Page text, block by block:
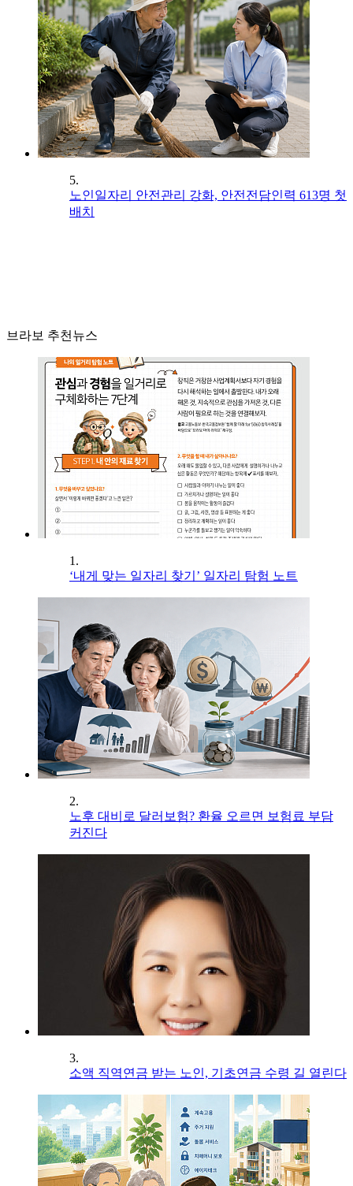
5.
노인일자리 안전관리 강화, 안전전담인력 613명 첫
배치
브라보 추천뉴스
1.
‘내게 맞는 일자리 찾기’ 일자리 탐험 노트
2.
노후 대비로 달러보험? 환율 오르면 보험료 부담
커진다
3.
소액 직역연금 받는 노인, 기초연금 수령 길 열린다